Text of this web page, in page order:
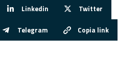
Linkedin Twitter
Telegram Copia link